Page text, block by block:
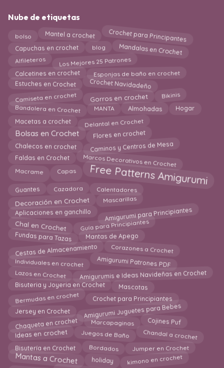
Faldas largas y cortas a crochet 47 Flores en crochet
Free patterns amigurumi 2195 Fundas en Crochet 64
Fundas para Libros en Crochet 3
Fundas para Macetas en Crochet 26
282
Guantes en crochet Guirnaldas
Hogar en crochet Ideas en crochet
Indiviaduales en crochet Jersey en Crochet
Juegos de Baño 12 Jumper 10 Kimonos 5
Knitting 1 Lazos en Crochet 2
Limpiadoras de maquillaje en crochet 4
Llaveros Amigurumis
Los Mejores 25 Patrones en Crochet 4
Mandalas en Crochet 158 Manoplas en Crochet 5
Manta para Bebes a crochet 190 Mantas de Apego
Mantas en crochet Mantel a crochet
Marca paginas en crochet Mascarillas 1
Mitones en Crochet 30 Mochila 17 Monederos
Motivos en crochet 85 Muñecas Amigurumi 145
2 Otoño en Cochet
Paños de Cocina pantuflas 28
Pañuelos para el Cabello en Crochet
Pasadores/Ganchos en Crochet 1
PATRONES PREMIUM Pies Descalzos en Crochet 2
Plantas en Crochet 5 Polos en Crochet Pompones